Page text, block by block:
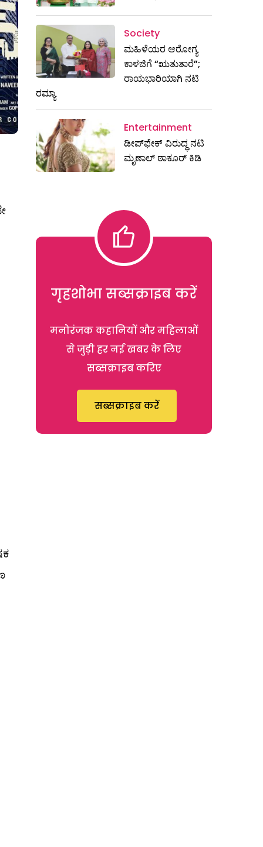
Society
ಮಹಿಳೆಯರ ಆರೋಗ್ಯ
ಕಾಳಜಿಗೆ “ಋತುತಾರೆ”;
ರಾಯಭಾರಿಯಾಗಿ ನಟಿ
ರಮ್ಯಾ
Entertainment
ಡೀಪ್‌ಫೇಕ್ ವಿರುದ್ಧ ನಟಿ
ಮೃಣಾಲ್ ಠಾಕೂರ್ ಕಿಡಿ
गृहशोभा सब्सक्राइब करें
मनोरंजक कहानियों और महिलाओं
से जुड़ी हर नई खबर के लिए
सब्सक्राइब करिए
सब्सक्राइब करें